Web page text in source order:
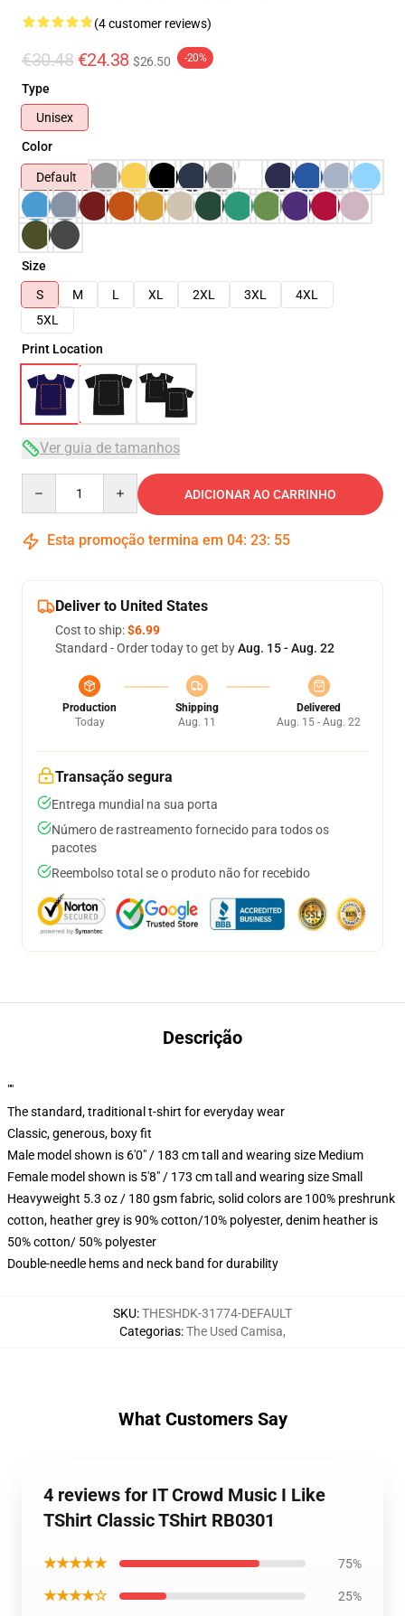
(4 customer reviews)
€30.48 €24.38 $26.50 -20%
Type
Unisex
Color
Default
Size
S
M L XL 2XL 3XL
4XL
5XL
Print Location
Ver guia de tamanhos
ADICIONAR AO CARRINHO
Esta promoção termina em 04: 23: 54
Deliver to United States
Cost to ship:$6.99
Standard - Order today to get byAug. 15 - Aug. 22
Production
Today
Shipping
Aug. 11
Delivered
Aug. 15 - Aug. 22
Transação segura
Entrega mundial na sua porta
Número de rastreamento fornecido para todos os
pacotes
Reembolso total se o produto não for recebido
Descrição
""
The standard, traditional t-shirt for everyday wear
Classic, generous, boxy fit
Male model shown is 6'0" / 183 cm tall and wearing size Medium
Female model shown is 5'8" / 173 cm tall and wearing size Small
Heavyweight 5.3 oz / 180 gsm fabric, solid colors are 100% preshrunk
cotton, heather grey is 90% cotton/10% polyester, denim heather is
50% cotton/ 50% polyester
Double-needle hems and neck band for durability
SKU:THESHDK-31774-DEFAULT
Categorias:The Used Camisa,
What Customers Say
4 reviews for IT Crowd Music I Like
TShirt Classic TShirt RB0301
★★★★★ 75%
★★★★☆ 25%